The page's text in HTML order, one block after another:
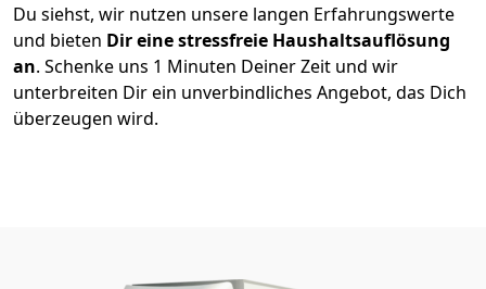
Du siehst, wir nutzen unsere langen Erfahrungswerte
und bieten Dir eine stressfreie Haushaltsauflösung
an. Schenke uns 1 Minuten Deiner Zeit und wir
unterbreiten Dir ein unverbindliches Angebot, das Dich
überzeugen wird.